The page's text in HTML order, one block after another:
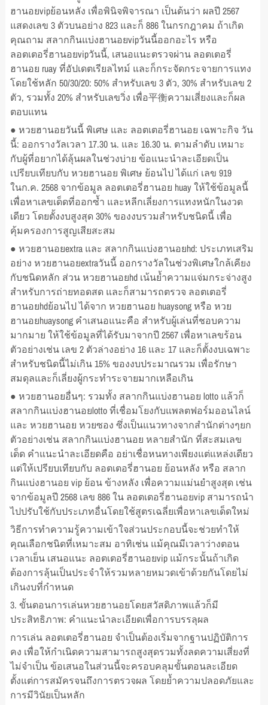
ฮานอยvipย้อนหลัง เพื่อพินิจพิจารณา เป็นต้นว่า ผลปี 2567
แสดงเลข 3 ตัวบนอย่าง 823 และก็ 886 ในกรกฎาคม ถ้าเกิด
คุณถาม สลากกินแบ่งฮานอยvipวันนี้ออกอะไร หรือ
ลอตเตอรี่ฮานอยvipวันนี้, เสนอแนะตรวจผ่าน ลอตเตอรี่
ฮานอย ruay ที่อัปเดตเรียลไทม์ และก็กระจัดกระจายการแทง
โดยใช้หลัก 50/30/20: 50% สำหรับเลข 3 ตัว, 30% สำหรับเลข 2
ตัว, รวมทั้ง 20% สำหรับเลขวิ่ง เพื่อ平衡ความเสี่ยงและก็ผล
ตอบแทน
● หวยฮานอยวันนี้ พิเศษ และ ลอตเตอรี่ฮานอย เฉพาะกิจ วัน
นี้: ออกรางวัลเวลา 17.30 น. และ 16.30 น. ตามลำดับ เหมาะ
กับผู้ที่อยากได้ลุ้นผลในช่วงบ่าย ข้อแนะนำละเอียดเป็น
เปรียบเทียบกับ หวยฮานอย พิเศษ ย้อนไป ได้แก่ เลข 919
ในก.ค. 2568 จากข้อมูล ลอตเตอรี่ฮานอย huay ให้ใช้ข้อมูลนี้
เพื่อหาเลขเด็ดที่ออกซ้ำ และหลีกเลี่ยงการแทงหนักในงวด
เดียว โดยตั้งงบสูงสุด 30% ของงบรวมสำหรับชนิดนี้ เพื่อ
คุ้มครองการสูญเสียสะสม
● หวยฮานอยextra และ สลากกินแบ่งฮานอยhd: ประเภทเสริม
อย่าง หวยฮานอยextraวันนี้ ออกรางวัลในช่วงพิเศษใกล้เคียง
กับชนิดหลัก ส่วน หวยฮานอยhd เน้นย้ำความแจ่มกระจ่างสูง
สำหรับการถ่ายทอดสด และก็สามารถตรวจ ลอตเตอรี่
ฮานอยhdย้อนไป ได้จาก หวยฮานอย huaysong หรือ หวย
ฮานอยhuaysong คำเสนอแนะคือ สำหรับผู้เล่นที่ชอบความ
มากมาย ให้ใช้ข้อมูลที่ได้รับมาจากปี 2567 เพื่อหาเลขร้อน
ตัวอย่างเช่น เลข 2 ตัวล่างอย่าง 16 และ 17 และก็ตั้งงบเฉพาะ
สำหรับชนิดนี้ไม่เกิน 15% ของงบประมาณรวม เพื่อรักษา
สมดุลและก็เลี่ยงผู้กระทำระจายมากเหลือเกิน
● หวยฮานอยอื่นๆ: รวมทั้ง สลากกินแบ่งฮานอย lotto แล้วก็
สลากกินแบ่งฮานอยlotto ที่เชื่อมโยงกับแพลตฟอร์มออนไลน์
และ หวยฮานอย หวยซอง ซึ่งเป็นแนวทางจากสำนักต่างๆยก
ตัวอย่างเช่น สลากกินแบ่งฮานอย หลายสํานัก ที่สะสมเลข
เด็ด คำแนะนำละเอียดคือ อย่าเชื่อหนทางเพียงแต่แหล่งเดียว
แต่ให้เปรียบเทียบกับ ลอตเตอรี่ฮานอย ย้อนหลัง หรือ สลาก
กินแบ่งฮานอย vip ย้อน ข้างหลัง เพื่อความแม่นยำสูงสุด เช่น
จากข้อมูลปี 2568 เลข 886 ใน ลอตเตอรี่ฮานอยvip สามารถนำ
ไปปรับใช้กับประเภทอื่นโดยใช้สูตรเฉลี่ยเพื่อหาเลขเด็ดใหม่
วิธีการทำความรู้ความเข้าใจส่วนประกอบนี้จะช่วยทำให้
คุณเลือกชนิดที่เหมาะสม อาทิเช่น แม้คุณมีเวลาว่างตอน
เวลาเย็น เสนอแนะ ลอตเตอรี่ฮานอยvip แม้กระนั้นถ้าเกิด
ต้องการลุ้นเป็นประจำให้รวมหลายหมวดเข้าด้วยกันโดยไม่
เกินงบที่กำหนด
3. ขั้นตอนการเล่นหวยฮานอยโดยสวัสดิภาพแล้วก็มี
ประสิทธิภาพ: คำแนะนำละเอียดเพื่อการบรรลุผล
การเล่น ลอตเตอรี่ฮานอย จำเป็นต้องเริ่มจากฐานปฏิบัติการ
คง เพื่อให้กำเนิดความสามารถสูงสุดรวมทั้งลดความเสี่ยงที่
ไม่จำเป็น ข้อเสนอในส่วนนี้จะครอบคลุมขั้นตอนละเอียด
ตั้งแต่การสมัครจนถึงการตรวจผล โดยย้ำความปลอดภัยและ
การมีวินัยเป็นหลัก